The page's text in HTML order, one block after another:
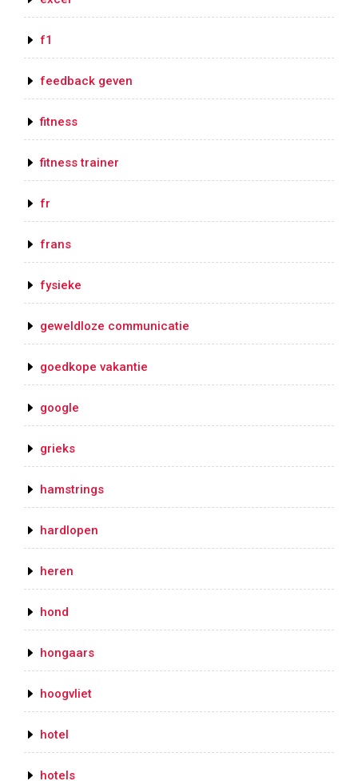
f1
feedback geven
fitness
fitness trainer
fr
frans
fysieke
geweldloze communicatie
goedkope vakantie
google
grieks
hamstrings
hardlopen
heren
hond
hongaars
hoogvliet
hotel
hotels